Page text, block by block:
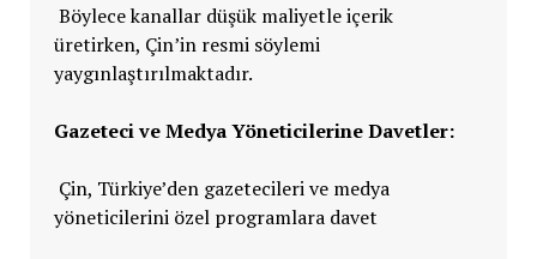
Böylece kanallar düşük maliyetle içerik
üretirken, Çin’in resmi söylemi
yaygınlaştırılmaktadır.
Gazeteci ve Medya Yöneticilerine Davetler:
Çin, Türkiye’den gazetecileri ve medya
yöneticilerini özel programlara davet